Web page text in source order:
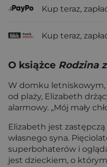
Kup teraz,
Kup teraz,
O książce Rodzina
W domku
od plaży, Elizabeth
alarmowy. „Mój mały
Elizabeth jest
własnego syna.
superbohaterów i
jest dzieckiem, o